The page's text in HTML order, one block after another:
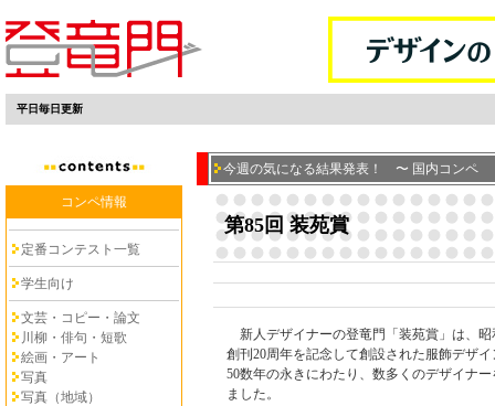
平日毎日更新
今週の気になる結果発表！ 〜 国内コンペ
コンペ情報
定番コンテスト一覧
学生向け
文芸・コピー・論文
川柳・俳句・短歌
絵画・アート
写真
写真（地域）
第85回 装苑賞
新人デザイナーの登竜門「装苑賞」は、昭
創刊20周年を記念して創設された服飾デザ
50数年の永きにわたり、数多くのデザイナ
ました。